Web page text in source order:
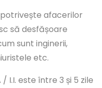
afacerilor
să desfășoare
sunt inginerii,
etc.
I.I. este între 3 și 5 zile